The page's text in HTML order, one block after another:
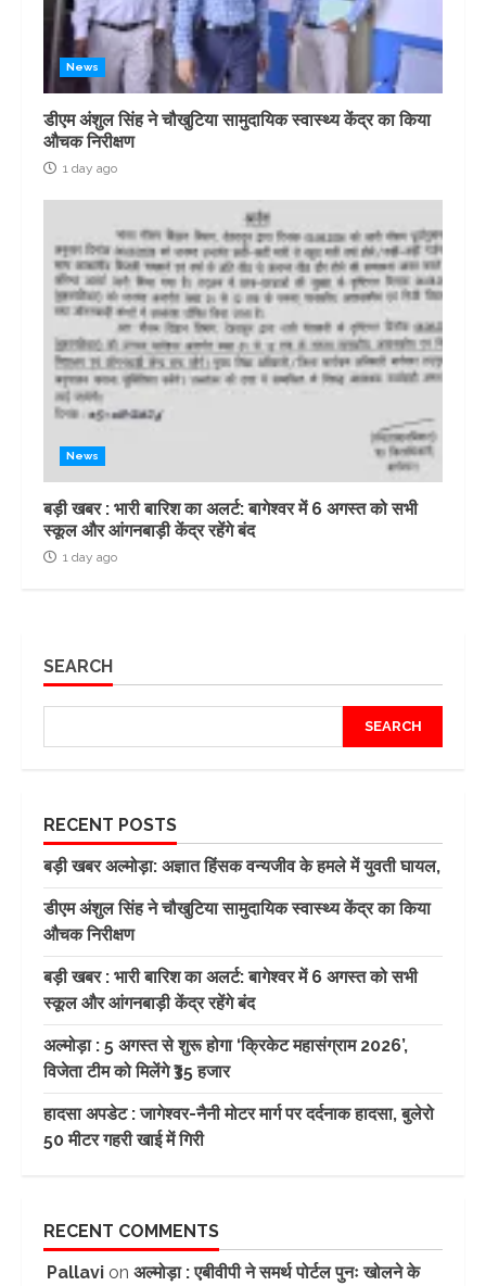
News
डीएम अंशुल सिंह ने चौखुटिया सामुदायिक स्वास्थ्य केंद्र का किया
औचक निरीक्षण
1 day ago
News
बड़ी खबर : भारी बारिश का अलर्ट: बागेश्वर में 6 अगस्त को सभी
स्कूल और आंगनबाड़ी केंद्र रहेंगे बंद
1 day ago
SEARCH
SEARCH
RECENT POSTS
बड़ी खबर अल्मोड़ा: अज्ञात हिंसक वन्यजीव के हमले में युवती घायल,
डीएम अंशुल सिंह ने चौखुटिया सामुदायिक स्वास्थ्य केंद्र का किया
औचक निरीक्षण
बड़ी खबर : भारी बारिश का अलर्ट: बागेश्वर में 6 अगस्त को सभी
स्कूल और आंगनबाड़ी केंद्र रहेंगे बंद
अल्मोड़ा : 5 अगस्त से शुरू होगा ‘क्रिकेट महासंग्राम 2026’,
विजेता टीम को मिलेंगे ₹35 हजार
हादसा अपडेट : जागेश्वर-नैनी मोटर मार्ग पर दर्दनाक हादसा, बुलेरो
50 मीटर गहरी खाई में गिरी
RECENT COMMENTS
Pallavi on अल्मोड़ा : एबीवीपी ने समर्थ पोर्टल पुनः खोलने के